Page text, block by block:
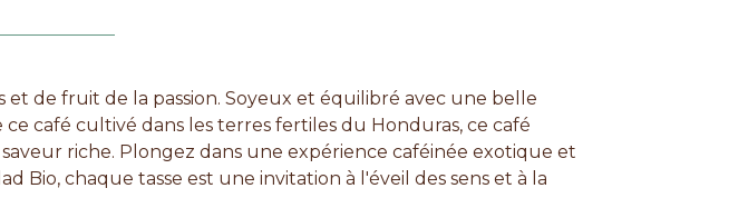
et de fruit de la passion. Soyeux et équilibré avec une belle
café cultivé dans les terres fertiles du Honduras, ce café
riche. Plongez dans une expérience caféinée exotique et
Bio, chaque tasse est une invitation à l'éveil des sens et à la